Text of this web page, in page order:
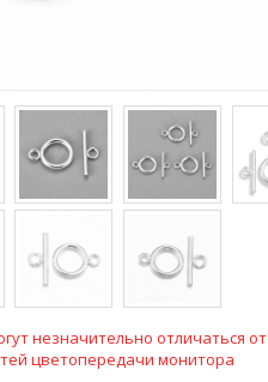
незначительно отличаться от
цветопередачи монитора